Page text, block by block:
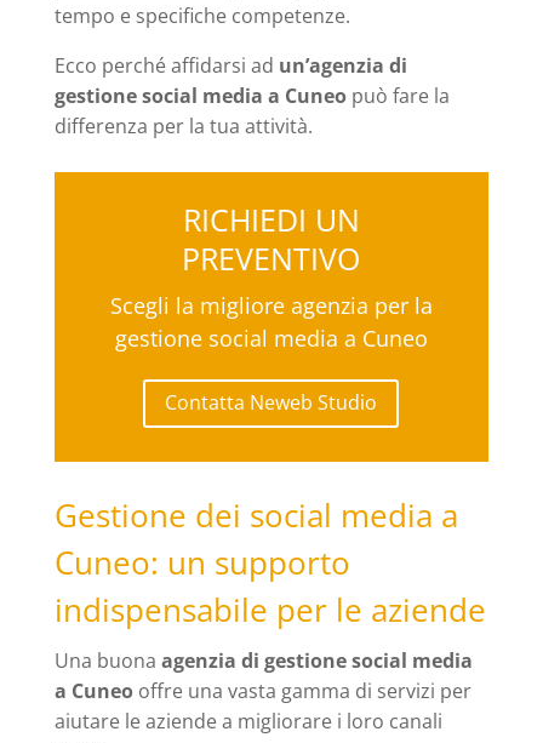
tempo e specifiche competenze.
Ecco perché affidarsi ad un’agenzia di
gestione social media a Cuneopuò fare la
differenza per la tua attività.
RICHIEDI UN
PREVENTIVO
Scegli la migliore agenzia per la
gestione social media a Cuneo
Contatta Neweb Studio
Gestione dei social media a
Cuneo: un supporto
indispensabile per le aziende
Una buona agenzia di gestione social media
a Cuneooffre una vasta gamma di servizi per
aiutare le aziende a migliorare i loro canali